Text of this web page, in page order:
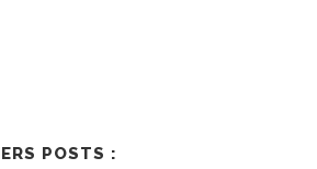
POSTS :